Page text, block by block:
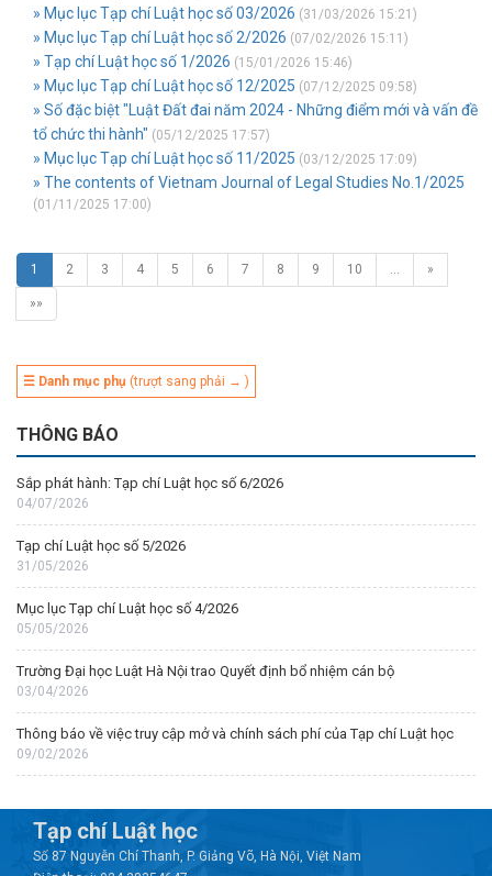
» Mục lục Tạp chí Luật học số 03/2026 (31/03/2026 15:21)
» Mục lục Tạp chí Luật học số 2/2026 (07/02/2026 15:11)
» Tạp chí Luật học số 1/2026 (15/01/2026 15:46)
» Mục lục Tạp chí Luật học số 12/2025 (07/12/2025 09:58)
» Số đặc biệt "Luật Đất đai năm 2024 - Những điểm mới và vấn đề
tổ chức thi hành" (05/12/2025 17:57)
» Mục lục Tạp chí Luật học số 11/2025 (03/12/2025 17:09)
» The contents of Vietnam Journal of Legal Studies No.1/2025
(01/11/2025 17:00)
1 2 3 4 5 6 7 8 9 10 … »
»»
☰ Danh mục phụ (trượt sang phải → )
THÔNG BÁO
Sắp phát hành: Tạp chí Luật học số 6/2026
04/07/2026
Tạp chí Luật học số 5/2026
31/05/2026
Mục lục Tạp chí Luật học số 4/2026
05/05/2026
Trường Đại học Luật Hà Nội trao Quyết định bổ nhiệm cán bộ
03/04/2026
Thông báo về việc truy cập mở và chính sách phí của Tạp chí Luật học
09/02/2026
Tạp chí Luật học
Số 87 Nguyễn Chí Thanh, P. Giảng Võ, Hà Nội, Việt Nam